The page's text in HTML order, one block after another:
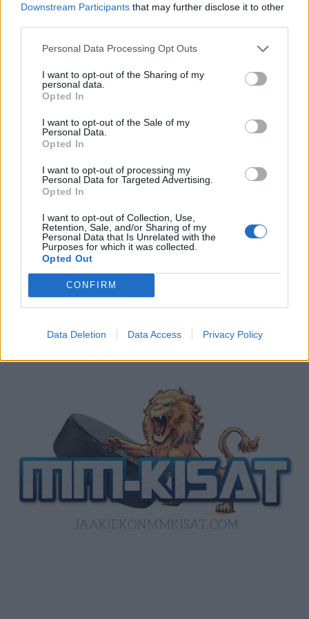
Downstream Participants that may further disclose it to other
Personal Data Processing Opt Outs
I want to opt-out of the Sharing of my
personal data.
Opted In
I want to opt-out of the Sale of my
Personal Data.
Opted In
I want to opt-out of processing my
Personal Data for Targeted Advertising.
Opted In
I want to opt-out of Collection, Use,
Retention, Sale, and/or Sharing of my
Personal Data that Is Unrelated with the
Purposes for which it was collected.
Opted Out
CONFIRM
Data Deletion Data Access Privacy Policy
video kilahduksesta
Matthews jäi nuolemaan
Leijonat julkisti ketjut Sveitsi-peliin –
kaukaloon
Venäläisveskari sekosi Suomen 2.
divisioonassa – sai samasta tilanteesta
50 jäähyminuuttia
Kanada – USA klo 15:10 – näin katsot
ottelun ilmaiseksi TV:stä